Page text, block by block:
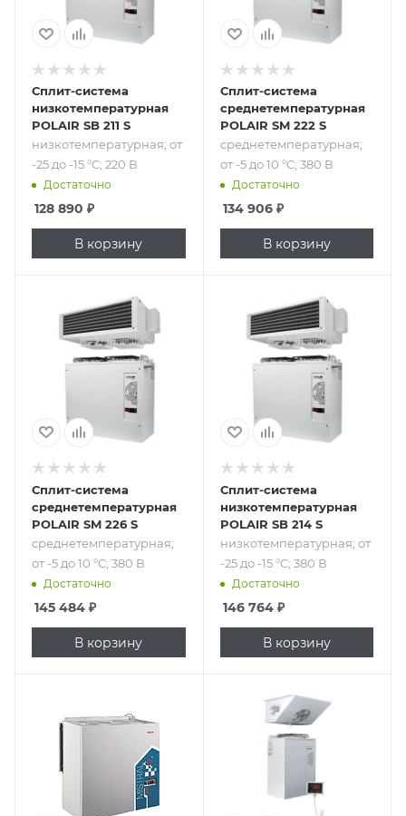
Сплит-система
низкотемпературная
POLAIR SB 211 S
низкотемпературная; от
-25 до -15 °C; 220 В
Достаточно
128 890 ₽
В корзину
Сплит-система
среднетемпературная
POLAIR SM 222 S
среднетемпературная;
от -5 до 10 °C; 380 В
Достаточно
134 906₽
В корзину
Подпись к товару
среднетемпературная;
от -5 до 10 °C; 380
Сплит-система
среднетемпературная
POLAIR SM 226 S
среднетемпературная;
от -5 до 10 °C; 380 В
Достаточно
145 484 ₽
В корзину
Подпись к товару
низкотемпературная;
от -25 до -15 °C;
Сплит-система
низкотемпературная
POLAIR SB 214 S
низкотемпературная; от
-25 до -15 °C; 380 В
Достаточно
146 764₽
В корзину
низкотемпературная;
от -18 до -16 °C;
от 8 до 14 м³; 220
Подпись к товару
среднетемпературная;
от -5 до 10 °C; 220